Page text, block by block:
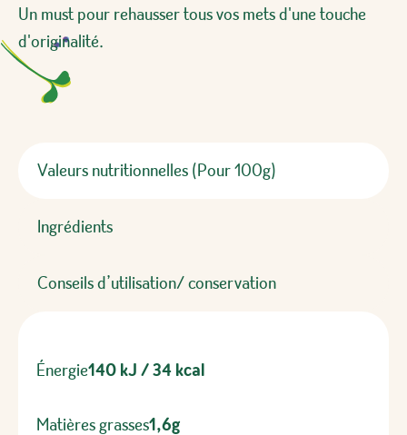
Un must pour rehausser tous vos mets d'une touche
d'originalité.
Valeurs nutritionnelles (Pour 100g)
Ingrédients
Conseils d’utilisation/ conservation
Énergie140 kJ / 34 kcal
Matières grasses1,6g